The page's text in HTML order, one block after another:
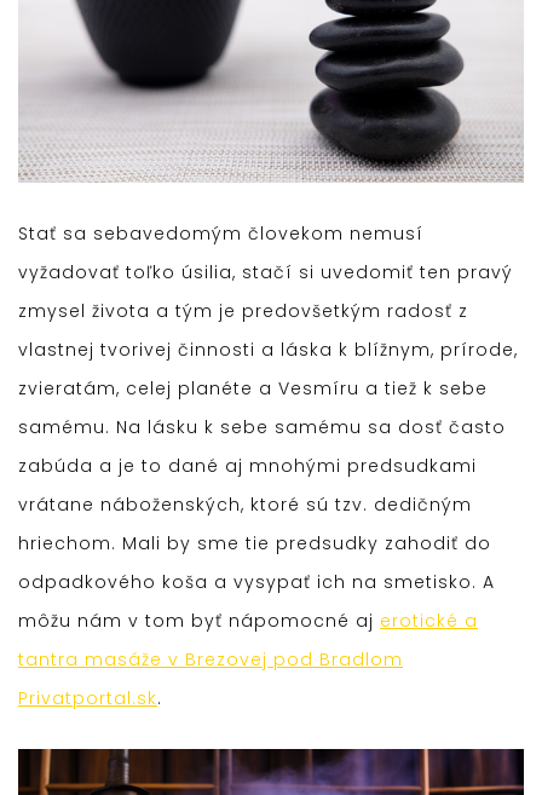
Stať sa sebavedomým človekom nemusí
vyžadovať toľko úsilia, stačí si uvedomiť ten pravý
zmysel života a tým je predovšetkým radosť z
vlastnej tvorivej činnosti a láska k blížnym, prírode,
zvieratám, celej planéte a Vesmíru a tiež k sebe
samému. Na lásku k sebe samému sa dosť často
zabúda a je to dané aj mnohými predsudkami
vrátane náboženských, ktoré sú tzv. dedičným
hriechom. Mali by sme tie predsudky zahodiť do
odpadkového koša a vysypať ich na smetisko. A
môžu nám v tom byť nápomocné aj erotické a
tantra masáže v Brezovej pod Bradlom
Privatportal.sk.